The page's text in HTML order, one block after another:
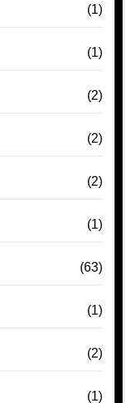
(1)
(1)
(2)
(2)
(2)
(1)
(63)
(1)
(2)
(1)